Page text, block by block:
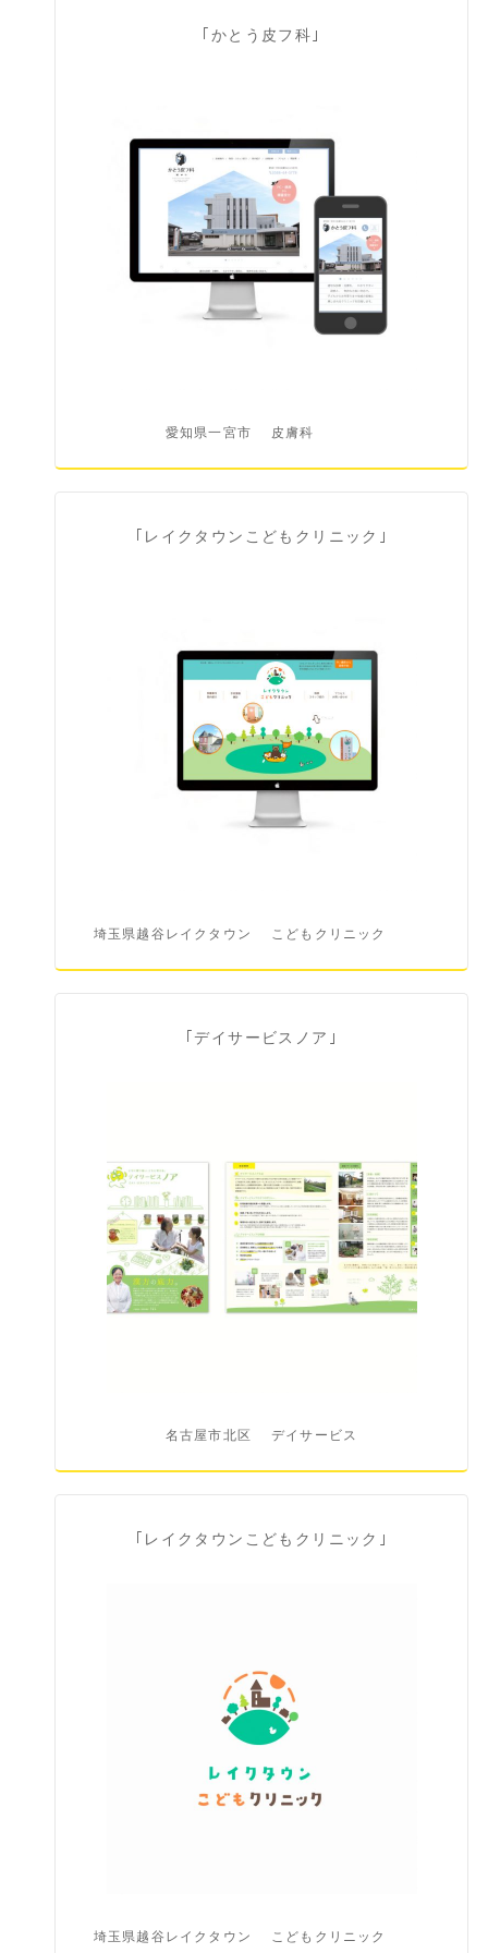
｢かとう皮フ科｣
愛知県一宮市 皮膚科
｢レイクタウンこどもクリニック｣
埼玉県越谷レイクタウン こどもクリニック
｢デイサービスノア｣
名古屋市北区 デイサービス
｢レイクタウンこどもクリニック｣
埼玉県越谷レイクタウン こどもクリニック